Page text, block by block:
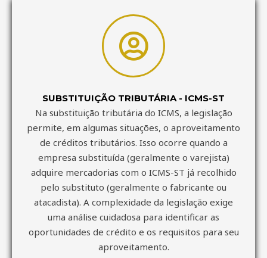
SUBSTITUIÇÃO TRIBUTÁRIA - ICMS-ST
Na substituição tributária do ICMS, a legislação
permite, em algumas situações, o aproveitamento
de créditos tributários. Isso ocorre quando a
empresa substituída (geralmente o varejista)
adquire mercadorias com o ICMS-ST já recolhido
pelo substituto (geralmente o fabricante ou
atacadista). A complexidade da legislação exige
uma análise cuidadosa para identificar as
oportunidades de crédito e os requisitos para seu
aproveitamento.